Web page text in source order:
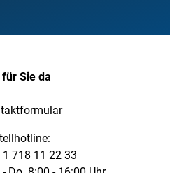
Sie da
1 718 11 22 33